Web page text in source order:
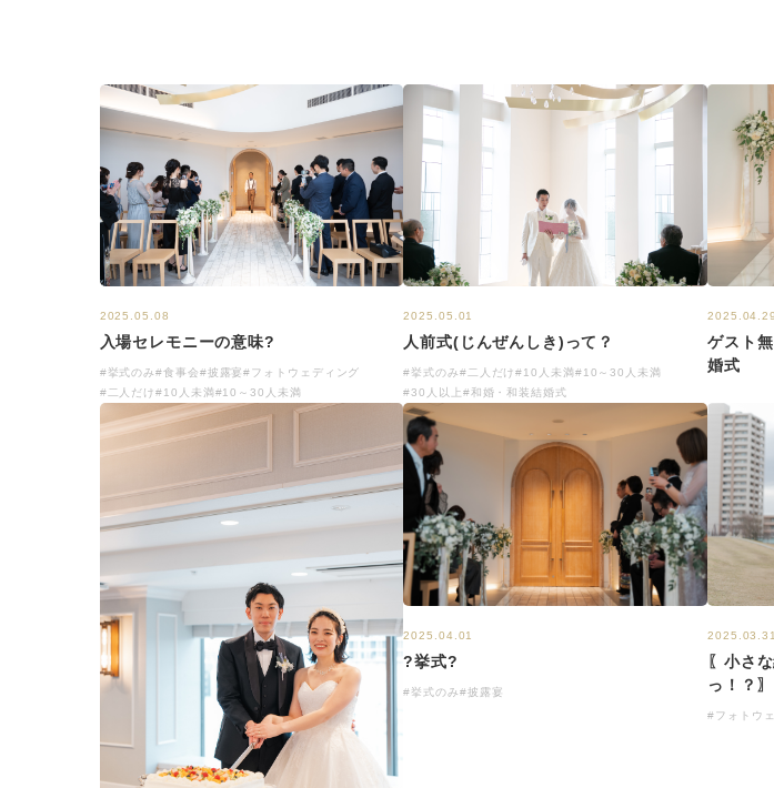
2025.05.08
入場セレモニーの意味?
#挙式のみ#食事会#披露宴#フォトウェディング
#二人だけ#10人未満#10～30人未満
2025.05.01
人前式(じんぜんしき)って？
#挙式のみ#二人だけ#10人未満 #10～30人未満
#30人以上#和婚・和装結婚式
2025.04.29
ゲスト
婚式
2025.04.01
?挙式?
#挙式のみ#披露宴
2025.03.31
〖小さ
っ！？〗
#フォトウ